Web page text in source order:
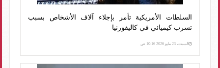
السلطات الأمريكية تأمر بإجلاء آلاف الأشخاص بسبب
تسرب كيميائي في كاليفورنيا
السبت، 23 مايو 2026 10:16 ص